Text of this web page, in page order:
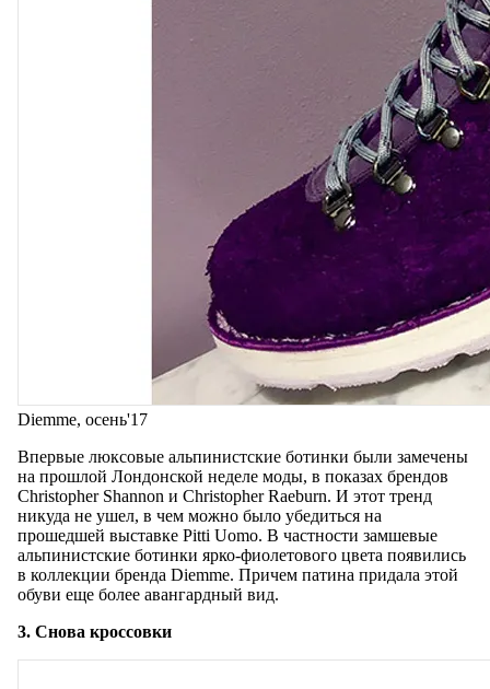
Diemme, осень'17
Впервые люксовые альпинистские ботинки были замечены
на прошлой Лондонской неделе моды, в показах брендов
Christopher Shannon и Christopher Raeburn. И этот тренд
никуда не ушел, в чем можно было убедиться на
прошедшей выставке Pitti Uomo. В частности замшевые
альпинистские ботинки ярко-фиолетового цвета появились
в коллекции бренда Diemme. Причем патина придала этой
обуви еще более авангардный вид.
3. Снова кроссовки